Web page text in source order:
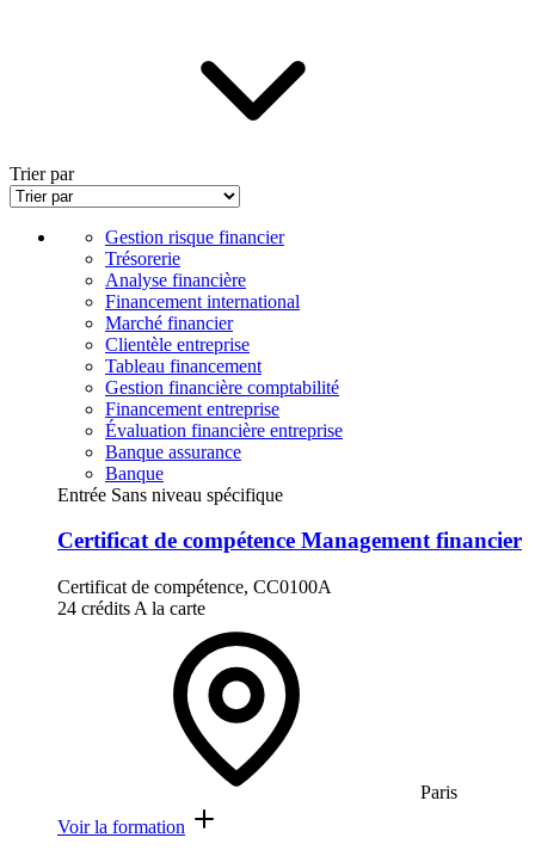
Trier par
Gestion risque financier
Trésorerie
Analyse financière
Financement international
Marché financier
Clientèle entreprise
Tableau financement
Gestion financière comptabilité
Financement entreprise
Évaluation financière entreprise
Banque assurance
Banque
Entrée Sans niveau spécifique
Certificat de compétence Management financier
Certificat de compétence, CC0100A
24 crédits A la carte
Paris
Voir la formation